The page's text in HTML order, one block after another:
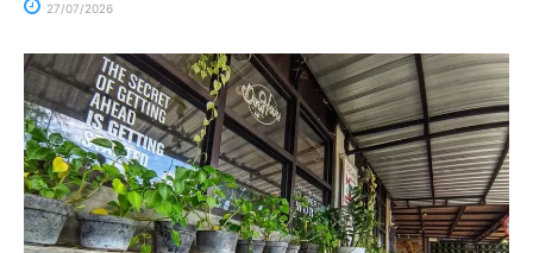
27/07/2026